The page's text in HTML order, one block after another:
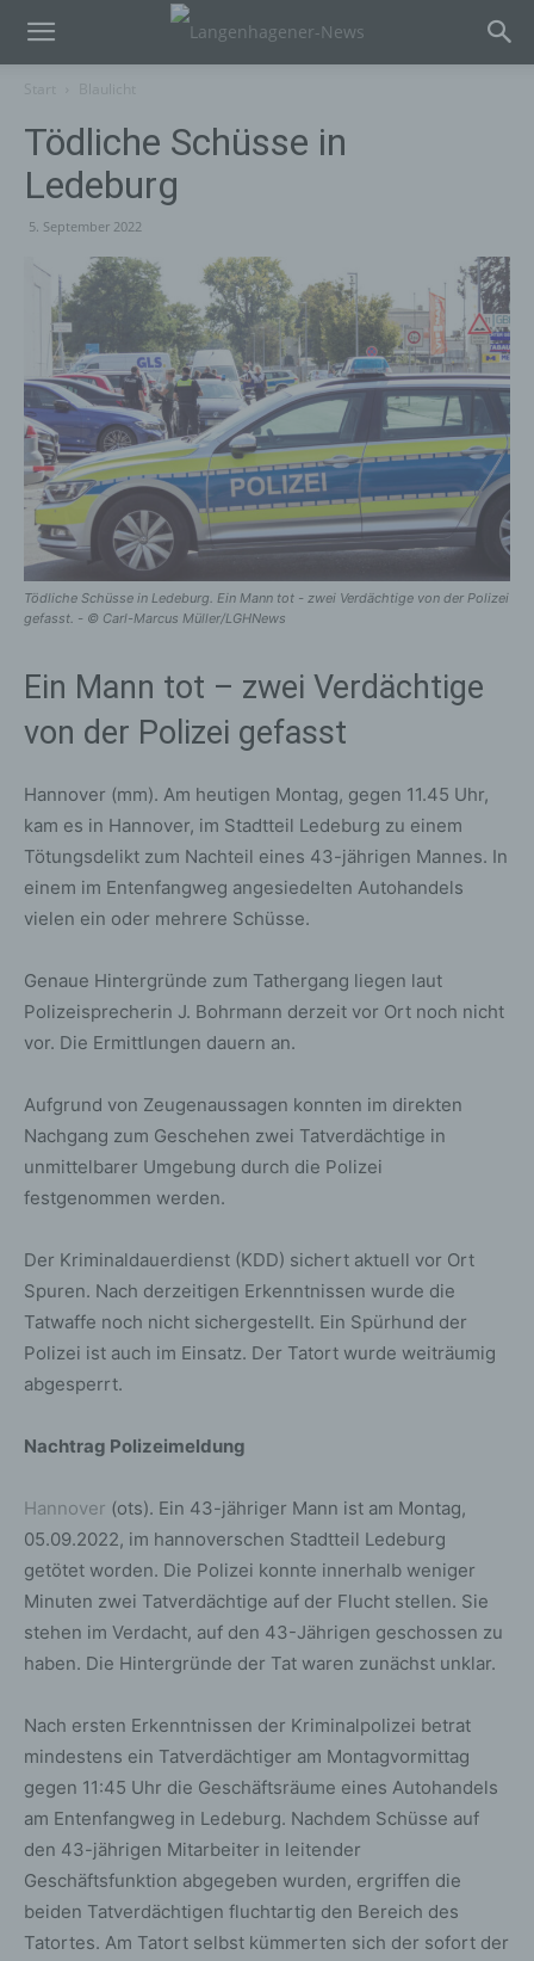
Tödliche Schüsse in
Ledeburg
5. September 2022
Tödliche Schüsse in Ledeburg. Ein Mann tot - zwei Verdächtige von der Polizei
gefasst. - © Carl-Marcus Müller/LGHNews
Ein Mann tot – zwei Verdächtige
von der Polizei gefasst
Hannover (mm). Am heutigen Montag, gegen 11.45 Uhr,
kam es in Hannover, im Stadtteil Ledeburg zu einem
Tötungsdelikt zum Nachteil eines 43-jährigen Mannes. In
einem im Entenfangweg angesiedelten Autohandels
vielen ein oder mehrere Schüsse.
Genaue Hintergründe zum Tathergang liegen laut
Polizeisprecherin J. Bohrmann derzeit vor Ort noch nicht
vor. Die Ermittlungen dauern an.
Aufgrund von Zeugenaussagen konnten im direkten
Nachgang zum Geschehen zwei Tatverdächtige in
unmittelbarer Umgebung durch die Polizei
festgenommen werden.
Der Kriminaldauerdienst (KDD) sichert aktuell vor Ort
Spuren. Nach derzeitigen Erkenntnissen wurde die
Tatwaffe noch nicht sichergestellt. Ein Spürhund der
Polizei ist auch im Einsatz. Der Tatort wurde weiträumig
abgesperrt.
Nachtrag Polizeimeldung
Hannover (ots). Ein 43-jähriger Mann ist am Montag,
05.09.2022, im hannoverschen Stadtteil Ledeburg
getötet worden. Die Polizei konnte innerhalb weniger
Minuten zwei Tatverdächtige auf der Flucht stellen. Sie
stehen im Verdacht, auf den 43-Jährigen geschossen zu
haben. Die Hintergründe der Tat waren zunächst unklar.
Nach ersten Erkenntnissen der Kriminalpolizei betrat
mindestens ein Tatverdächtiger am Montagvormittag
gegen 11:45 Uhr die Geschäftsräume eines Autohandels
am Entenfangweg in Ledeburg. Nachdem Schüsse auf
den 43-jährigen Mitarbeiter in leitender
Geschäftsfunktion abgegeben wurden, ergriffen die
beiden Tatverdächtigen fluchtartig den Bereich des
Tatortes. Am Tatort selbst kümmerten sich der sofort der